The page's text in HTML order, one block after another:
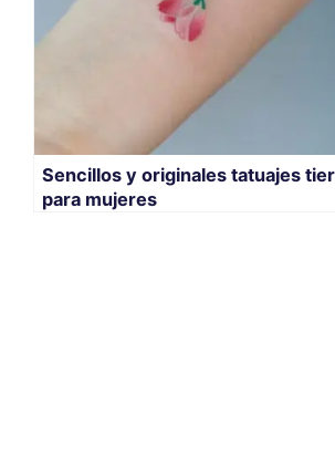
Sencillos y originales tatuajes
para mujeres